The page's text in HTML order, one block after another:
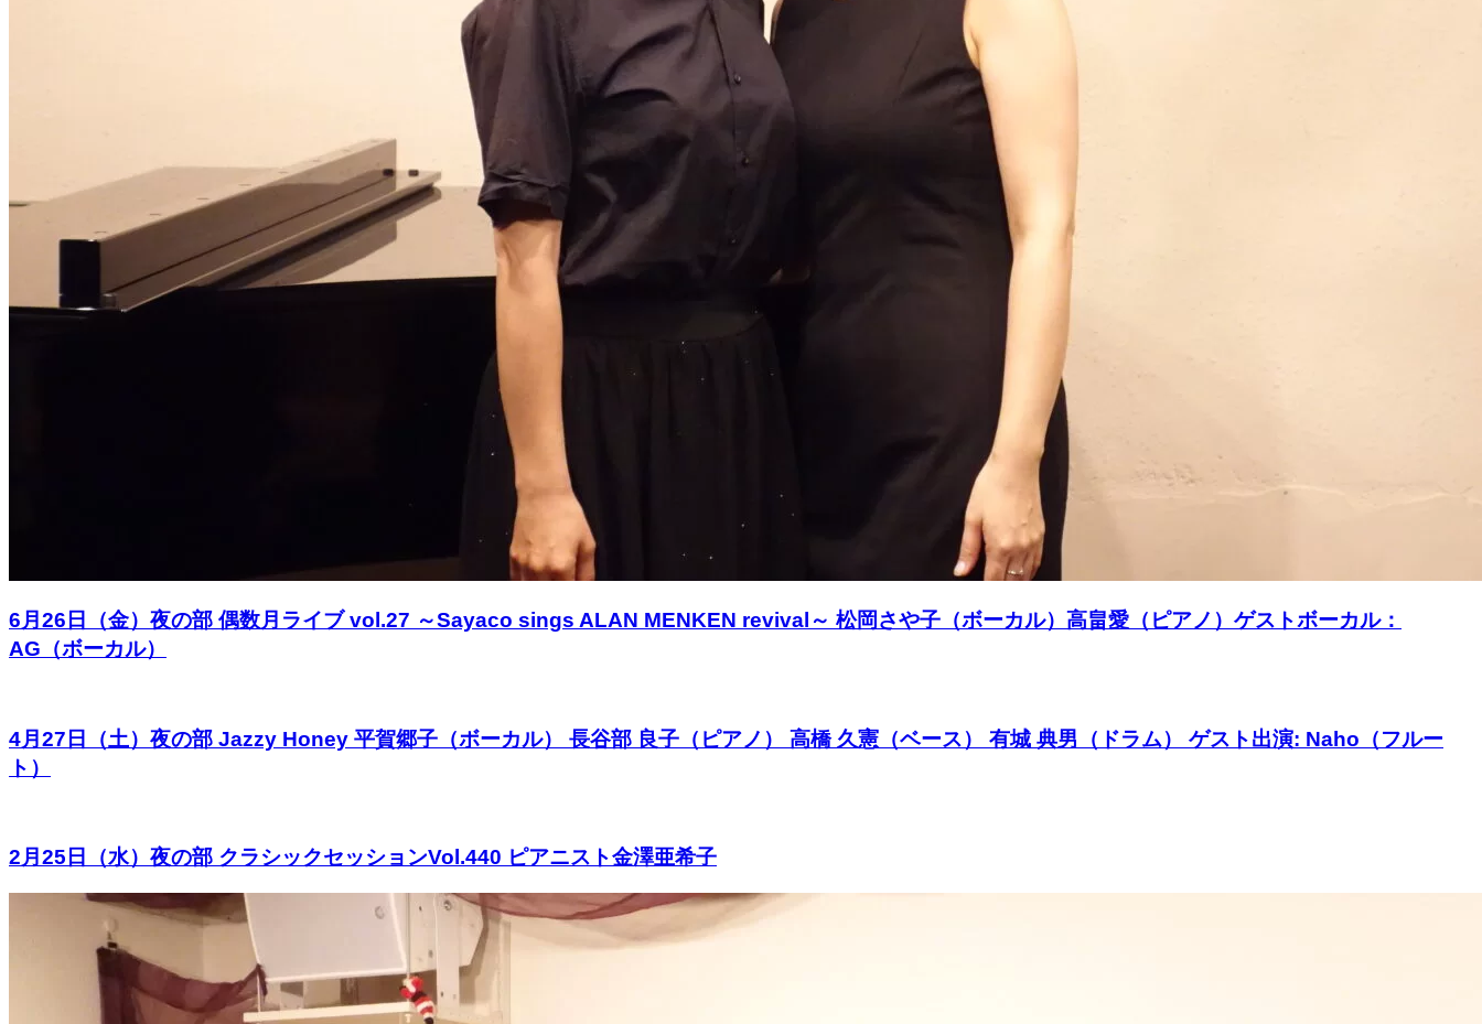
6月26日（金）夜の部 偶数月ライブ vol.27 ～Sayaco sings ALAN MENKEN revival～ 松岡さや子（ボーカル）高畠愛（ピアノ）ゲストボーカル：
AG（ボーカル）
4月27日（土）夜の部 Jazzy Honey 平賀郷子（ボーカル） 長谷部 良子（ピアノ） 高橋 久憲（ベース） 有城 典男（ドラム） ゲスト出演: Naho（フルー
ト）
2月25日（水）夜の部 クラシックセッションVol.440 ピアニスト金澤亜希子